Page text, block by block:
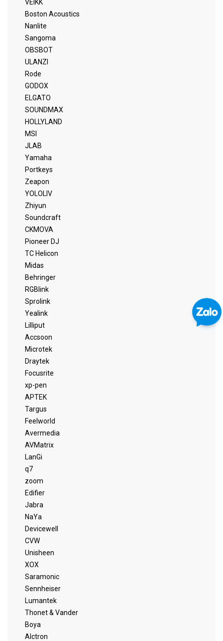
VEIKK
Boston Acoustics
Nanlite
Sangoma
OBSBOT
ULANZI
Rode
GODOX
ELGATO
SOUNDMAX
HOLLYLAND
MSI
JLAB
Yamaha
Portkeys
Zeapon
YOLOLIV
Zhiyun
Soundcraft
CKMOVA
Pioneer DJ
TC Helicon
Midas
Behringer
RGBlink
Sprolink
Yealink
Lilliput
Accsoon
Microtek
Draytek
Focusrite
xp-pen
APTEK
Targus
Feelworld
Avermedia
AVMatrix
LanGi
q7
zoom
Edifier
Jabra
NaYa
Devicewell
CVW
Unisheen
XOX
Saramonic
Sennheiser
Lumantek
Thonet & Vander
Boya
Alctron